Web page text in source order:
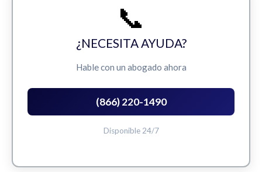
📞
¿NECESITA AYUDA?
Hable con un abogado ahora
(866) 220-1490
Disponible 24/7